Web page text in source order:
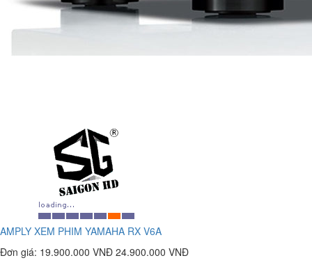
AMPLY XEM PHIM YAMAHA RX V6A
Đơn giá: 19.900.000 VNĐ 24.900.000 VNĐ